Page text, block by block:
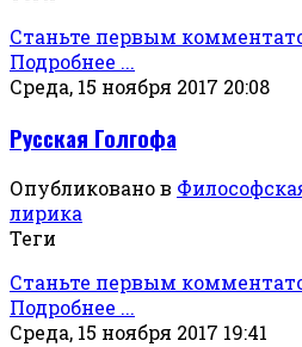
Станьте первым
Подробнее ...
Среда, 15 ноября 2017 20:08
Русская Голгофа
Опубликовано в
лирика
Теги
Станьте первым
Подробнее ...
Среда, 15 ноября 2017 19:41